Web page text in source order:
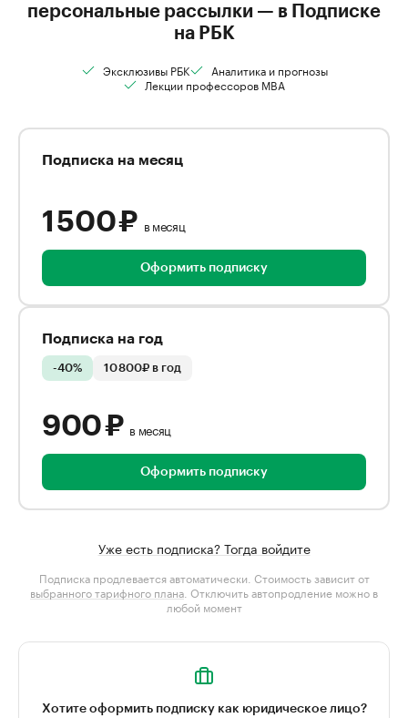
персональные рассылки — в Подписке
на РБК
Эксклюзивы РБК
Аналитика и прогнозы
Лекции профессоров MBA
Подписка на месяц
1 500 ₽ в месяц
Оформить подписку
Подписка на год
-40% 10 800₽ в год
900 ₽ в месяц
Оформить подписку
Уже есть подписка? Тогда войдите
Подписка продлевается автоматически. Стоимость зависит от
выбранного тарифного плана . Отключить автопродление можно в
любой момент
Хотите оформить подписку как юридическое лицо?